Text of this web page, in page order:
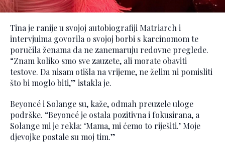
Tina je ranije u svojoj autobiografiji Matriarch i
intervjuima govorila o svojoj borbi s karcinomom te
poručila ženama da ne zanemaruju redovne preglede.
“Znam koliko smo sve zauzete, ali morate obaviti
testove. Da nisam otišla na vrijeme, ne želim ni pomisliti
što bi moglo biti,” istakla je.
Beyoncé i Solange su, kaže, odmah preuzele uloge
podrške. “Beyoncé je ostala pozitivna i fokusirana, a
Solange mi je rekla: ‘Mama, mi ćemo to riješiti.’ Moje
djevojke postale su moj tim.”